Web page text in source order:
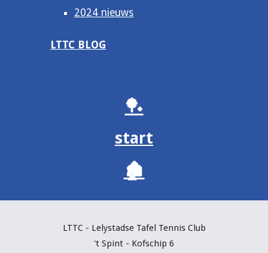
2024 nieuws
LTTC BLOG
🏓
start
🏚️
LTTC - Lelystadse Tafel Tennis Club
't Spint - Kofschip 6